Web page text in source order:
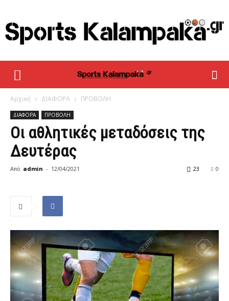
sportskalampaka
Αρχική ΔΙΑΦΟΡΑ ΠΡΟΒΟΛΗ
ΔΙΑΦΟΡΑ ΠΡΟΒΟΛΗ
Οι αθλητικές μεταδόσεις της
Δευτέρας
Από admin - 12/04/2021 0
23